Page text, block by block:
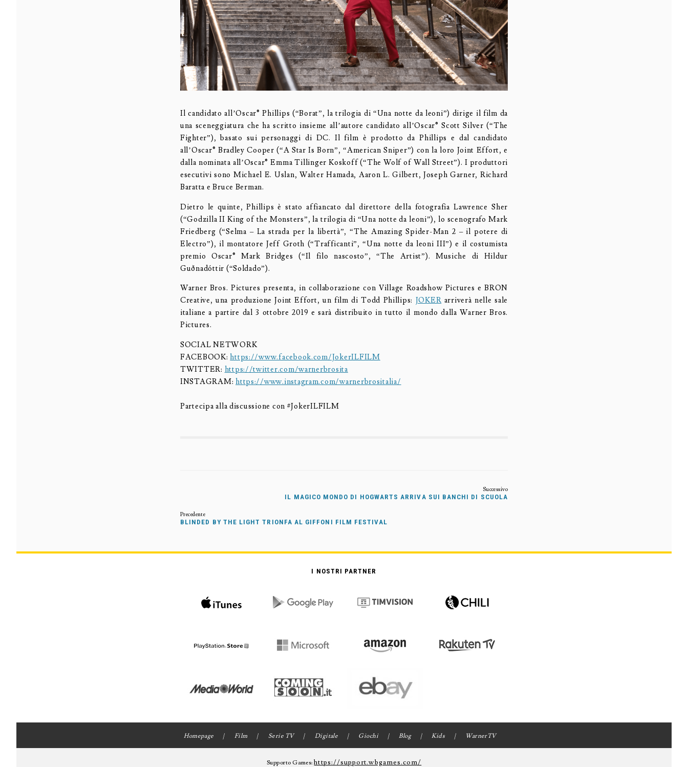
Il candidato all’Oscar® Phillips (“Borat”, la trilogia di “Una notte da leoni”) dirige il film da
una sceneggiatura che ha scritto insieme all’autore candidato all’Oscar® Scott Silver (“The
Fighter”), basato sui personaggi di DC. Il film è prodotto da Phillips e dal candidato
all’Oscar® Bradley Cooper (“A Star Is Born”, “American Sniper”) con la loro Joint Effort, e
dalla nominata all’Oscar® Emma Tillinger Koskoff (“The Wolf of Wall Street”). I produttori
esecutivi sono Michael E. Uslan, Walter Hamada, Aaron L. Gilbert, Joseph Garner, Richard
Baratta e Bruce Berman.
Dietro le quinte, Phillips è stato affiancato dal direttore della fotografia Lawrence Sher
(“Godzilla II King of the Monsters”, la trilogia di “Una notte da leoni”), lo scenografo Mark
Friedberg (“Selma – La strada per la libertà”, “The Amazing Spider-Man 2 – il potere di
Electro”), il montatore Jeff Groth (“Trafficanti”, “Una notte da leoni III”) e il costumista
premio Oscar® Mark Bridges (“Il filo nascosto”, “The Artist”). Musiche di Hildur
Guðnadóttir (“Soldado”).
Warner Bros. Pictures presenta, in collaborazione con Village Roadshow Pictures e BRON
Creative, una produzione Joint Effort, un film di Todd Phillips: JOKER arriverà nelle sale
italiane a partire dal 3 ottobre 2019 e sarà distribuito in tutto il mondo dalla Warner Bros.
Pictures.
SOCIAL NETWORK
FACEBOOK:https://www.facebook.com/JokerILFILM
TWITTER: https://twitter.com/warnerbrosita
INSTAGRAM:https://www.instagram.com/warnerbrositalia/
Partecipa alla discussione con #JokerILFILM
IL MAGICO MONDO DI HOGWARTS ARRIVA SUI BANCHI DI SCUOLA
BLINDED BY THE LIGHT TRIONFA AL GIFFONI FILM FESTIVAL
I NOSTRI PARTNER
Homepage Film Serie TV Digitale Giochi Blog Kids WarnerTV
Supporto Games:https://support.wbgames.com/